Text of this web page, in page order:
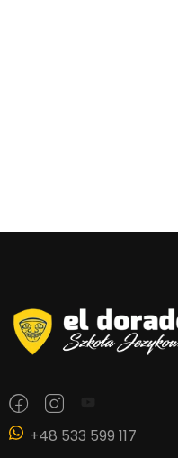
+48 533 599 117